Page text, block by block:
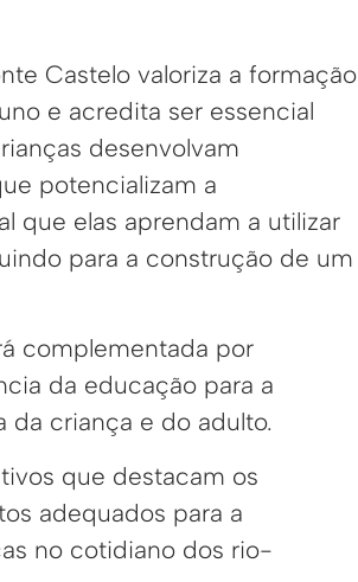
Castelo valoriza a formação
e acredita ser essencial
desenvolvam
potencializam a
que elas aprendam a utilizar
para a construção de um
complementada por
da educação para a
criança e do adulto.
que destacam os
adequados para a
no cotidiano dos rio-